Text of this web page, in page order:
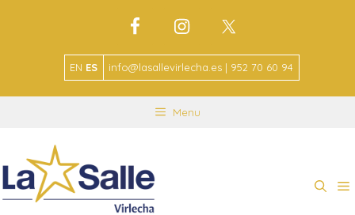
EN ES info@lasallevirlecha.es | 952 70 60 94
Menu